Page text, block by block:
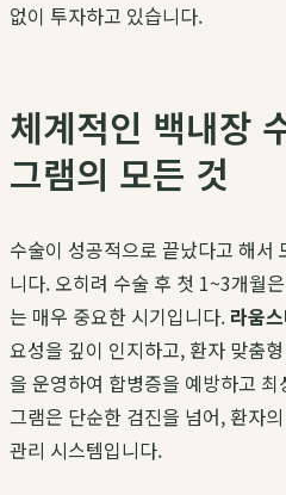
없이 투자하고 있습니다.
체계적인 백내장
그램의 모든 것
수술이 성공적으로 끝났다고 해서
니다. 오히려 수술 후 첫 1~3개월
는 매우 중요한 시기입니다. 라움
요성을 깊이 인지하고, 환자 맞춤형
을 운영하여 합병증을 예방하고
그램은 단순한 검진을 넘어, 환자
관리 시스템입니다.